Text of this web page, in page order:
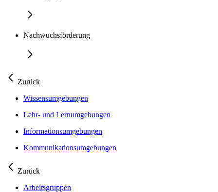
Nachwuchsförderung
Zurück
Wissensumgebungen
Lehr- und Lernumgebungen
Informationsumgebungen
Kommunikationsumgebungen
Zurück
Arbeitsgruppen